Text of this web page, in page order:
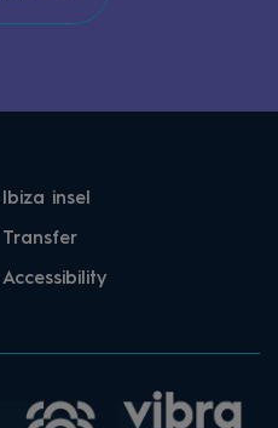
Ibiza insel
Transfer
Accessibility